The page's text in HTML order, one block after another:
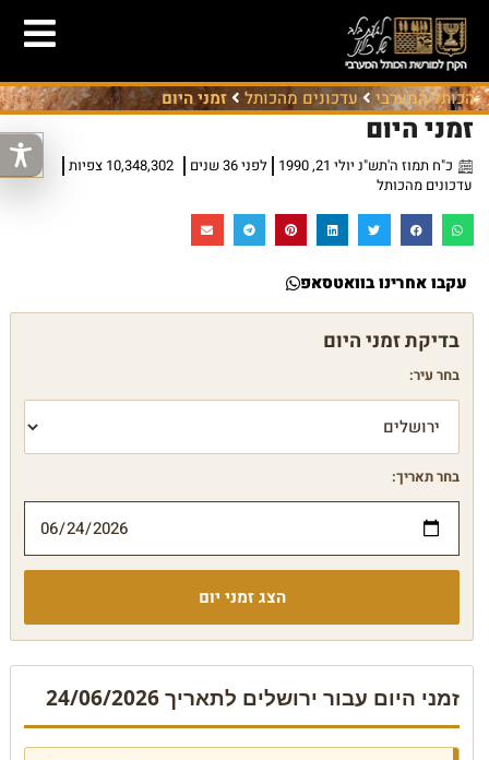
הכותל המערבי עדכונים מהכותל זמני היום
זמני היום
כ"ח תמוז ה'תש"נ יולי 21, 1990 לפני 36 שנים
10,348,302 צפיות
עדכונים מהכותל
עקבו אחרינו בוואטסאפ
בחר עיר:
בחר תאריך:
הצג זמני יום
זמני היום עבור ירושלים לתאריך 24/06/2026